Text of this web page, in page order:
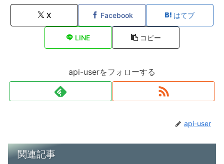
X Facebook はてブ
LINE コピー
api-userをフォローする
api-user
関連記事